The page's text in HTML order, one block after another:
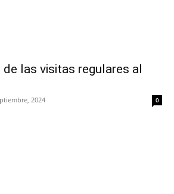
las visitas regulares al
2024 0